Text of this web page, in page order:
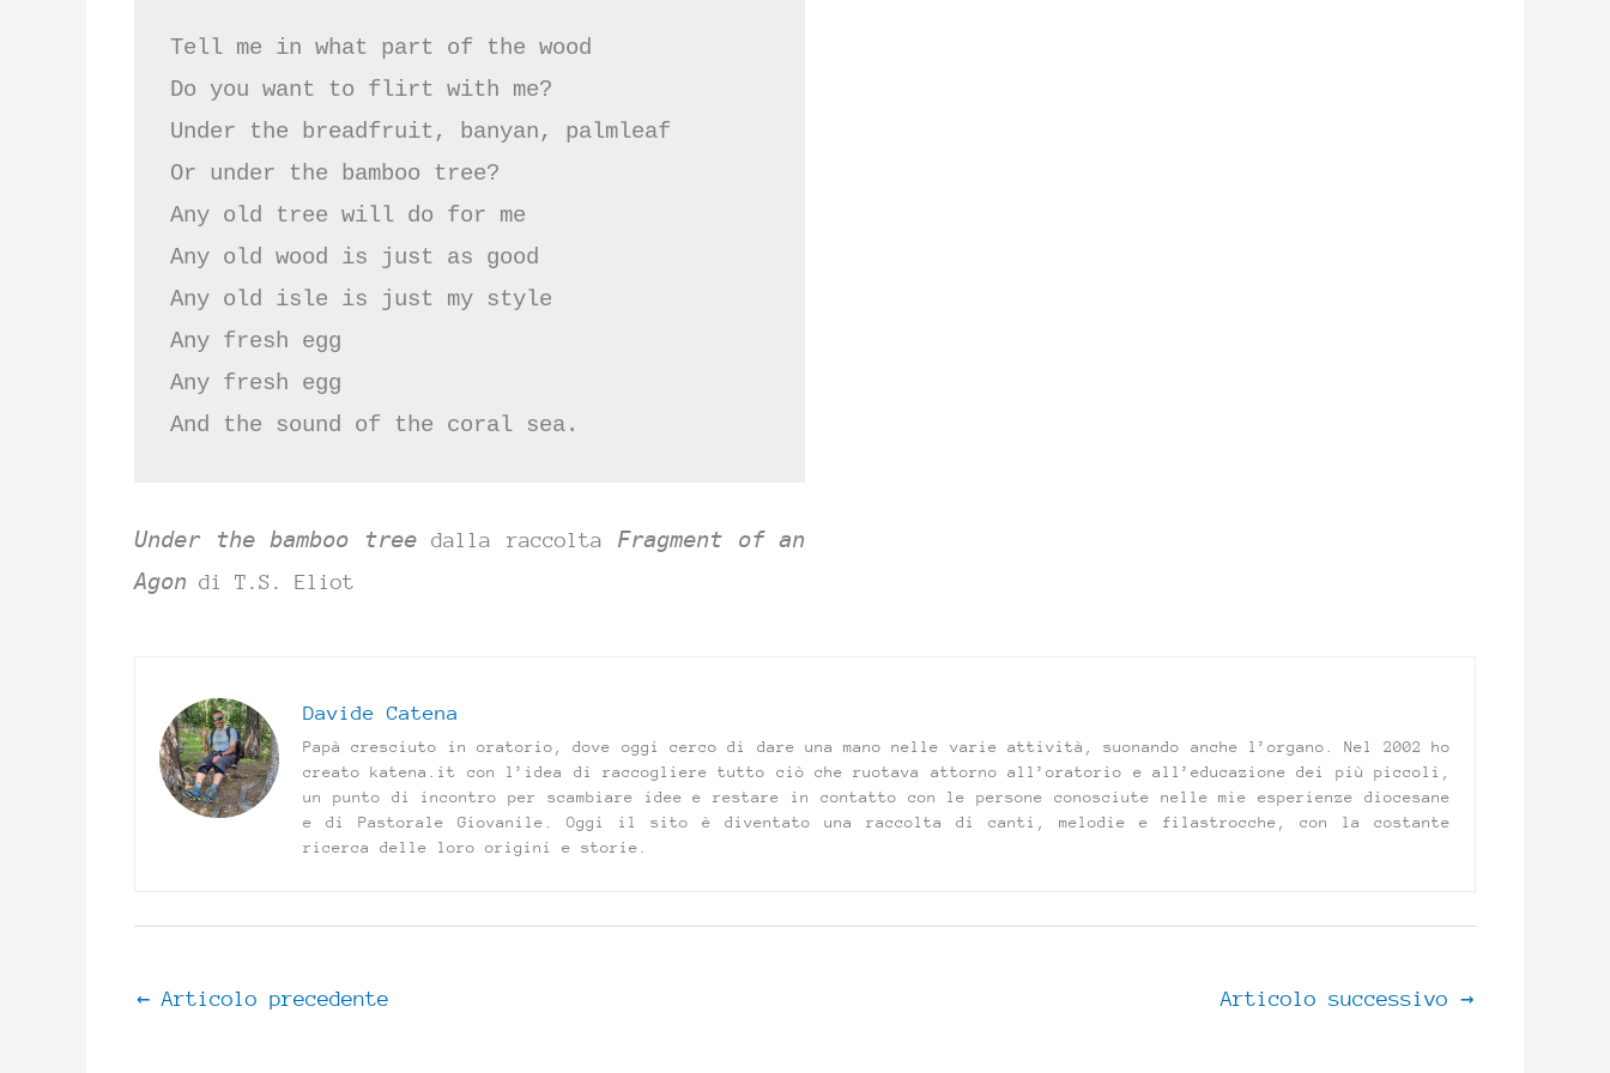
Tell me in what part of the wood
Do you want to flirt with me?
Under the breadfruit, banyan, palmleaf
Or under the bamboo tree?
Any old tree will do for me
Any old wood is just as good
Any old isle is just my style
Any fresh egg
Any fresh egg
And the sound of the coral sea.
Under the bamboo treedalla raccolta Fragment of an
Agon di T.S. Eliot
Davide Catena
Papà cresciuto in oratorio, dove oggi cerco di dare una mano nelle varie attività, suonando anche l’organo. Nel 2002 ho
creato katena.it con l’idea di raccogliere tutto ciò che ruotava attorno all’oratorio e all’educazione dei più piccoli,
un punto di incontro per scambiare idee e restare in contatto con le persone conosciute nelle mie esperienze diocesane
e di Pastorale Giovanile. Oggi il sito è diventato una raccolta di canti, melodie e filastrocche, con la costante
ricerca delle loro origini e storie.
← Articolo precedente Articolo successivo →